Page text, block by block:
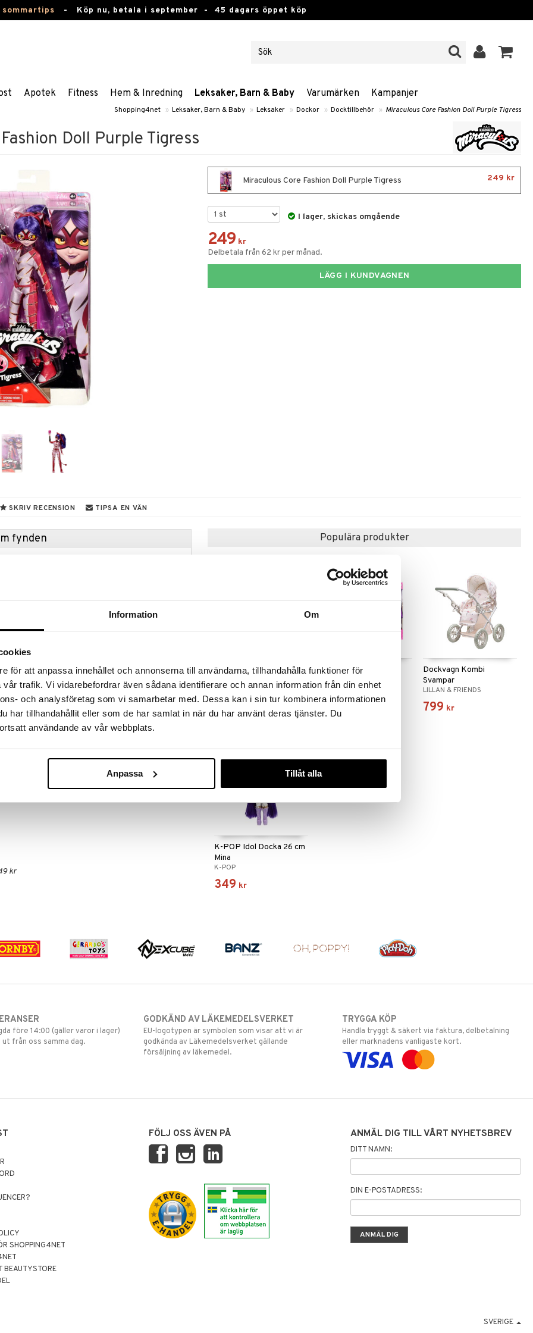
Information Om
för att anpassa innehållet och annonserna till användarna, tillhandahålla funktioner för
trafik. Vi vidarebefordrar även sådana identifierare och annan information från din enhet
och analysföretag som vi samarbetar med. Dessa kan i sin tur kombinera informationen
har tillhandahållit eller som de har samlat in när du har använt deras tjänster. Du
användande av vår webbplats.
Anpassa Tillåt alla
- Köp nu, betala i september - 45 dagars öppet köp
Apotek Fitness Hem & Inredning Leksaker, Barn & Baby Varumärken Kampanjer
Shopping4net » Leksaker, Barn & Baby » Leksaker » Dockor » Docktillbehör » Miraculous Core Fashion Doll Purple Tigress
Doll Purple Tigress
Miraculous Core Fashion Doll Purple Tigress 249 kr
I lager, skickas omgående
249 kr
Delbetala från 62 kr per månad.
LÄGG I KUNDVAGNEN
SKRIV RECENSION TIPSA EN VÄN
fynden
Fashion-dockorna har 13 rörliga leder så att man
helst när man räddar Paris! De är 26 cm höga
med sina signaturvapen, assistent Kwamis och
kr
Populära produkter
California Scooter 3 Hjul
CALIFORNIA
379
Judith Docka + 11
Klänningar & Tillbehör
JUDITH
195
Dockvagn Kombi
Svampar
LILLAN & FRIENDS
799 kr
K-POP Idol Docka 26 cm
Mina
K-POP
349 kr
nyhet
före 14:00 (gäller varor i lager)
från oss samma dag.
GODKÄND AV LÄKEMEDELSVERKET
EU-logotypen är symbolen som visar att vi är
godkända av Läkemedelsverket gällande
försäljning av läkemedel.
TRYGGA KÖP
Handla tryggt & säkert via faktura, delbetalning
eller marknadens vanligaste kort.
SHOPPING4NET
BEAUTYSTORE
FÖLJ OSS ÄVEN PÅ ANMÄL DIG TILL VÅRT NYHETSBREV
DITT NAMN:
DIN E-POSTADRESS:
SVERIGE